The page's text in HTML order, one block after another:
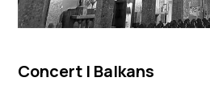
Concert | Balkans